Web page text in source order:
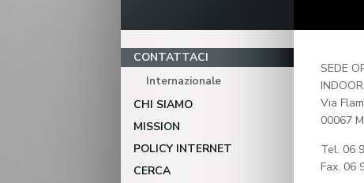
CONTATTACI
Internazionale
CHI SIAMO
MISSION
POLICY INTERNET
CERCA
SEDE
Via
00067
Tel. 06
Fax. 06